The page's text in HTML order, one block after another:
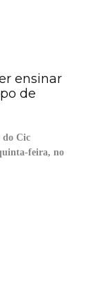
ensinar
de
do Cic
feira, no